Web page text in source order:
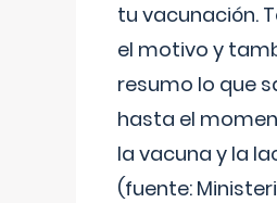
tu vacunación.
el motivo y
resumo lo que
hasta el
la vacuna y la
(fuente: